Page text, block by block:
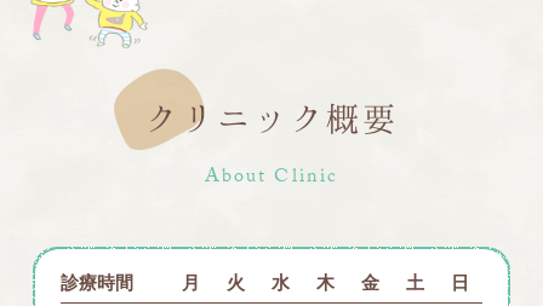
クリニック概要
About Clinic
診療時間 月 火 水 木 金 土 日